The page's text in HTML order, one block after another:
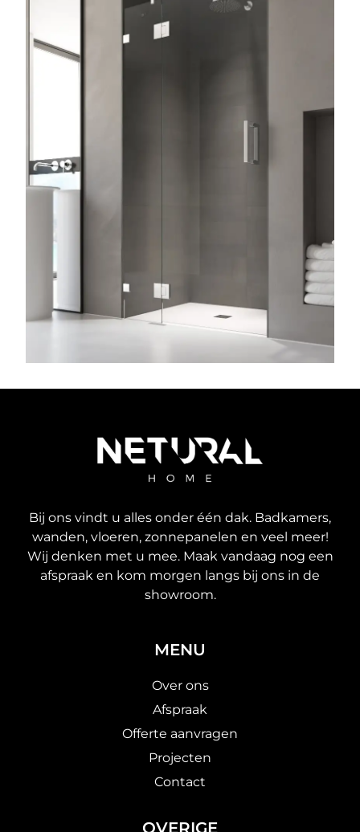
Bij ons vindt u alles onder één dak. Badkamers,
wanden, vloeren, zonnepanelen en veel meer!
Wij denken met u mee. Maak vandaag nog een
afspraak en kom morgen langs bij ons in de
showroom.
MENU
Over ons
Afspraak
Offerte aanvragen
Projecten
Contact
OVERIGE